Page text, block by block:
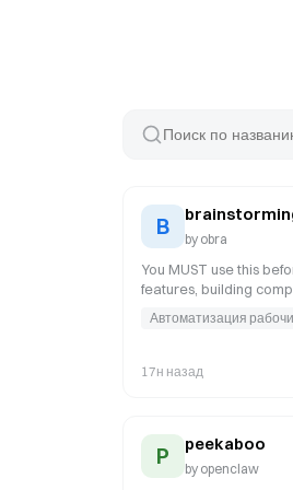
B by obra
You MUST use this
features, building
requirements, and
17н назад
P peekaboo
by openclaw